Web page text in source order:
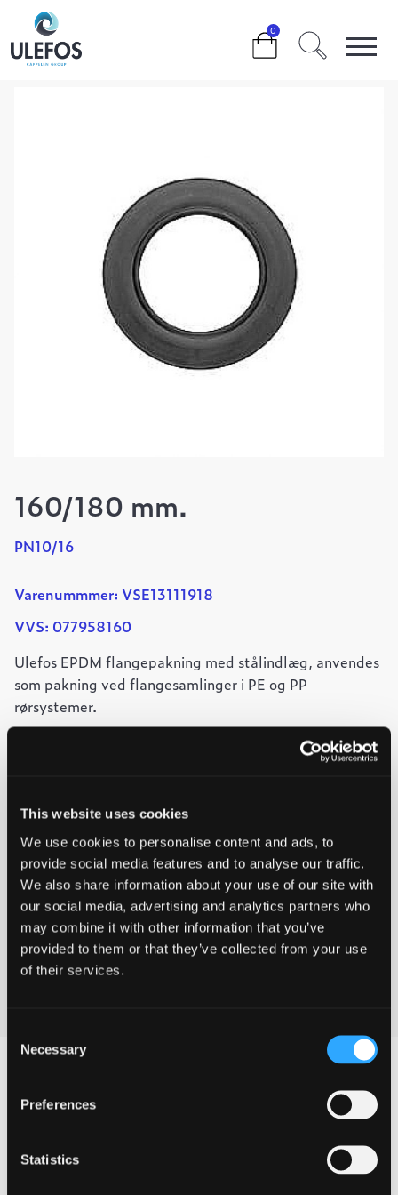
This website uses cookies
We use cookies to personalise content and ads, to
provide social media features and to analyse our traffic.
We also share information about your use of our site with
our social media, advertising and analytics partners who
may combine it with other information that you’ve
provided to them or that they’ve collected from your use
of their services.
Selection
Necessary
Preferences
Statistics
0
>>>
160/180 mm.
PN10/16
Varenummmer: VSE13111918
VVS: 077958160
Ulefos EPDM flangepakning med stålindlæg, anvendes
som pakning ved flangesamlinger i PE og PP
rørsystemer.
Tryk: PN10-16
-
160/180
mm.
antal
+ Føj til forespørgsel
Ved at tilføje produkter til indkøbskurven, kan du sende os
en forespørgsel på et eller flere produkter.
forpaknings information